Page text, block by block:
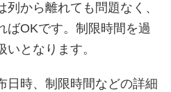
から離れても問題なく、
ばOKです。制限時間を過
となります。
日時、制限時間などの詳細